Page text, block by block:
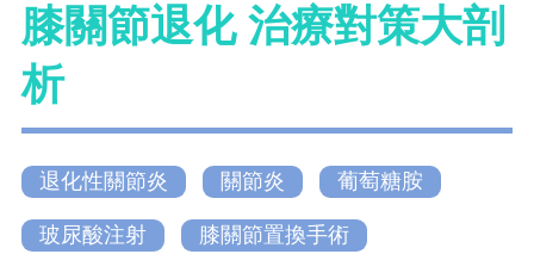
膝關節退化 治療對策大剖
析
退化性關節炎 關節炎 葡萄糖胺
玻尿酸注射 膝關節置換手術